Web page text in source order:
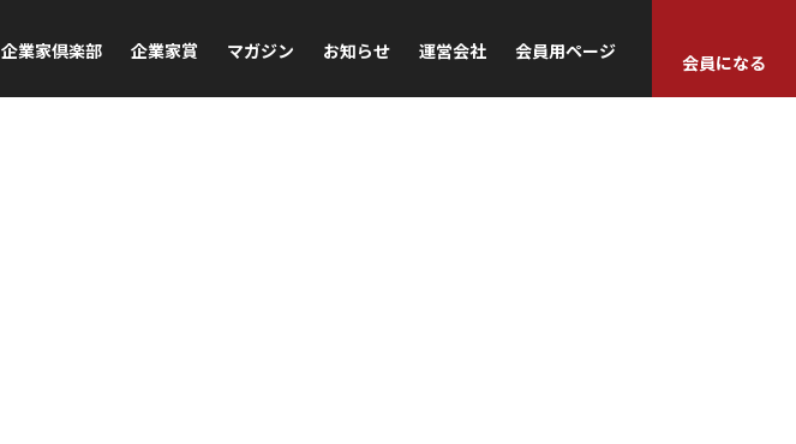
企業家倶楽部 企業家賞 マガジン お知らせ 運営会社 会員用ページ
会員になる